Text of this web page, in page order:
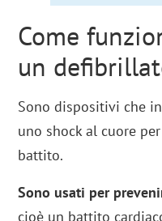
Come
un
Sono dispositivi che
uno shock al cuore
battito.
Sono usati per
cioè un battito